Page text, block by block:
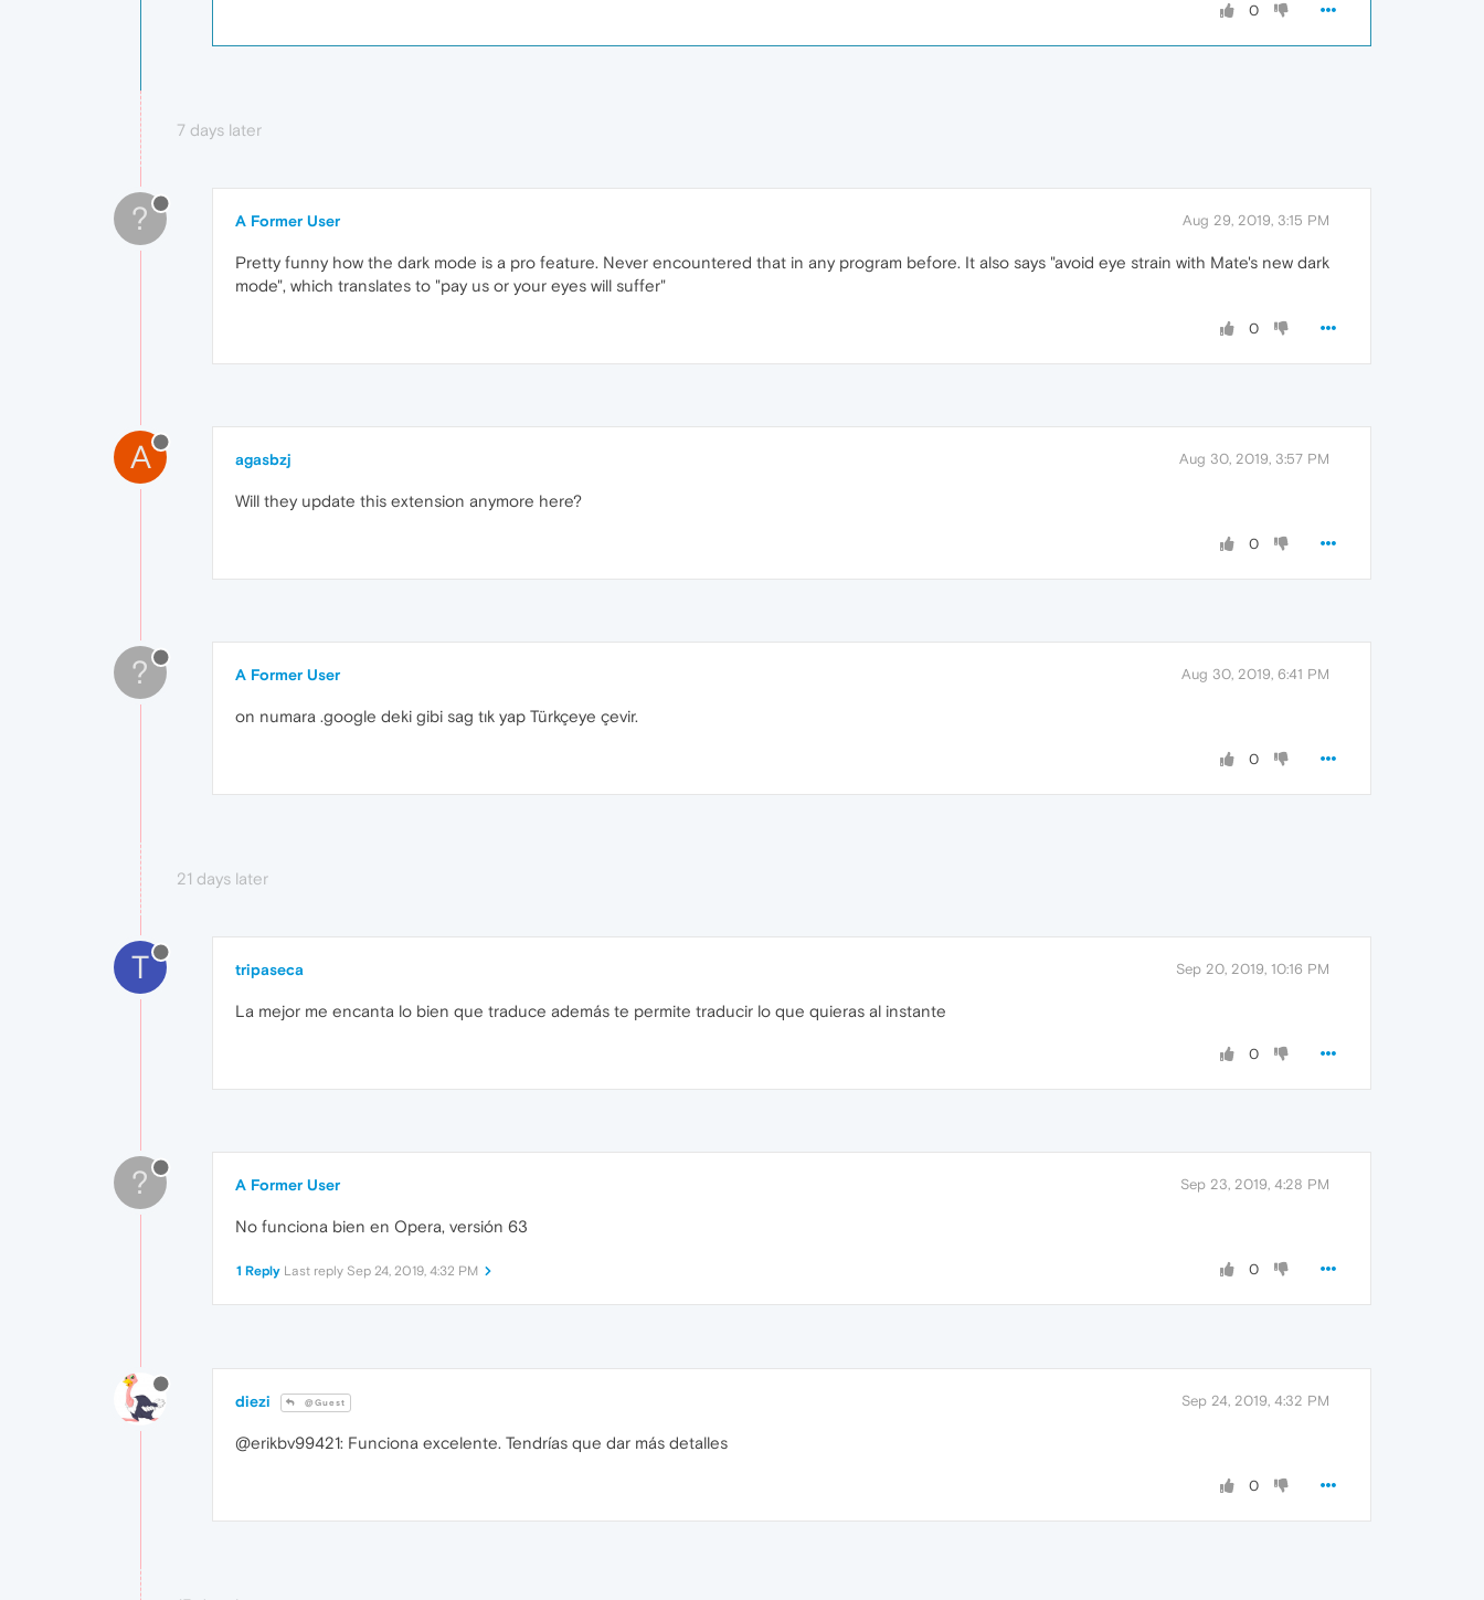
0
7 days later
? A Former User Aug 29, 2019, 3:15 PM
Pretty funny how the dark mode is a pro feature. Never encountered that in any program before. It also says "avoid eye strain with Mate's new dark
mode", which translates to "pay us or your eyes will suffer"
0
A agasbzj Aug 30, 2019, 3:57 PM
Will they update this extension anymore here?
0
? A Former User Aug 30, 2019, 6:41 PM
on numara .google deki gibi sag tık yap Türkçeye çevir.
0
21 days later
T tripaseca Sep 20, 2019, 10:16 PM
La mejor me encanta lo bien que traduce además te permite traducir lo que quieras al instante
0
? A Former User Sep 23, 2019, 4:28 PM
No funciona bien en Opera, versión 63
0
1 Reply Last reply Sep 24, 2019, 4:32 PM
diezi @Guest Sep 24, 2019, 4:32 PM
@erikbv99421: Funciona excelente. Tendrías que dar más detalles
0